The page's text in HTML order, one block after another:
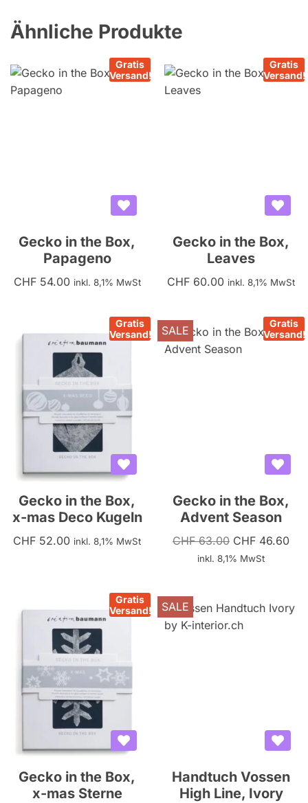
Ähnliche Produkte
Gratis
Versand!
Gecko in the Box,
Papageno
CHF54.00 inkl. 8,1% MwSt
Gratis
Versand!
Gecko in the Box,
Leaves
CHF 60.00 inkl. 8,1% MwSt
Gratis
Versand!
Gecko in the Box,
x-mas Deco Kugeln
CHF 52.00 inkl. 8,1% MwSt
SALE
Gratis
Versand!
Gecko in the Box,
Advent Season
CHF63.00 CHF 46.60
inkl. 8,1% MwSt
Gratis
Versand!
Gecko in the Box,
x-mas Sterne
SALE
Handtuch Vossen
High Line, Ivory